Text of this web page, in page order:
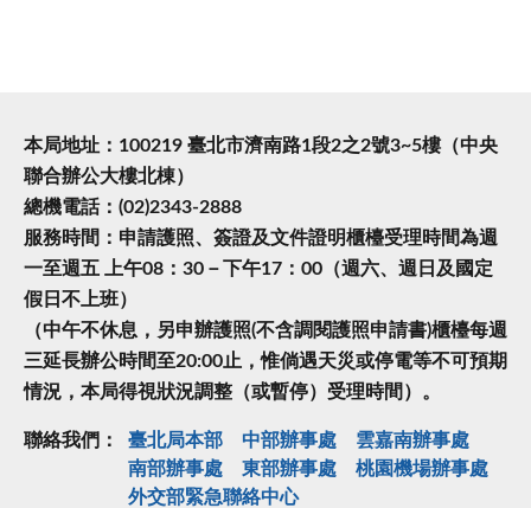
本局地址：100219 臺北市濟南路1段2之2號3~5樓（中央
聯合辦公大樓北棟）
總機電話：(02)2343-2888
服務時間：申請護照、簽證及文件證明櫃檯受理時間為週
一至週五 上午08：30－下午17：00（週六、週日及國定
假日不上班）
（中午不休息，另申辦護照(不含調閱護照申請書)櫃檯每週
三延長辦公時間至20:00止，惟倘遇天災或停電等不可預期
情況，本局得視狀況調整（或暫停）受理時間）。
聯絡我們： 臺北局本部 中部辦事處
雲嘉南辦事處
南部辦事處
東部辦事處
桃園機場辦事處
外交部緊急聯絡中⼼